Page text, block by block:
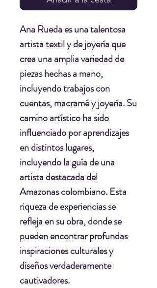
Ana Rueda es una talentosa
artista textil y de joyería que
crea una amplia variedad de
piezas hechas a mano,
incluyendo trabajos con
cuentas, macramé y joyería. Su
camino artístico ha sido
influenciado por aprendizajes
en distintos lugares,
incluyendo la guía de una
artista destacada del
Amazonas colombiano. Esta
riqueza de experiencias se
refleja en su obra, donde se
pueden encontrar profundas
inspiraciones culturales y
diseños verdaderamente
cautivadores.